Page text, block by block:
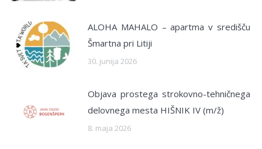
ALOHA MAHALO – apartma v središču
Šmartna pri Litiji
30. junija 2026
Objava prostega strokovno-tehničnega
delovnega mesta HIŠNIK IV (m/ž)
8. maja 2026